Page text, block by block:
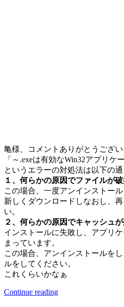
亀様、コメントありがとうござい
「～.exeは有効なWin32アプリケ
というエラーの対処法は以下の通
１、何らかの原因でファイルが
この場合、一度アンインストール
新しくダウンロードしなおし、
い。
２、何らかの原因でキャッシュ
インストールに失敗し、アプリ
まっています。
この場合、アンインストールを
ルをしてください。
これくらいかなぁ
Continue reading